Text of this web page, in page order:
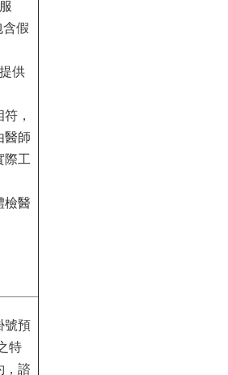
假
供
，
醫師
際工
檢醫
號預
特
，諮